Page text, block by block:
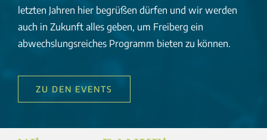
letzten Jahren hier begrüßen dürfen und wir werden
auch in Zukunft alles geben, um Freiberg ein
abwechslungsreiches Programm bieten zu können.
ZU DEN EVENTS